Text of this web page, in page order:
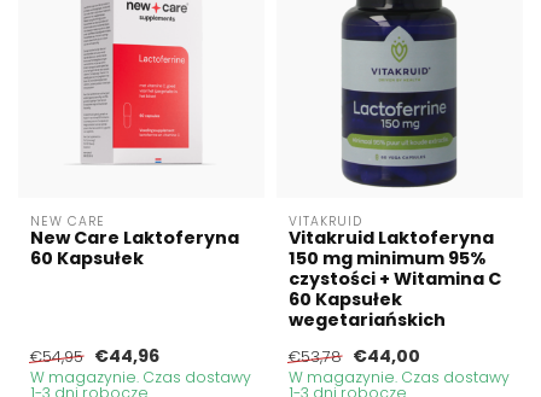
NEW CARE
New Care Laktoferyna
60 Kapsułek
€54,95 €44,96
W magazynie. Czas dostawy
1-3 dni robocze
VITAKRUID
Vitakruid Laktoferyna
150 mg minimum 95%
czystości + Witamina C
60 Kapsułek
wegetariańskich
€53,78 €44,00
W magazynie. Czas dostawy
1-3 dni robocze